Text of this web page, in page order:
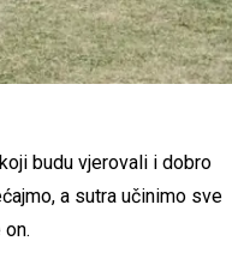
budu vjerovali i dobro
a sutra učinimo sve